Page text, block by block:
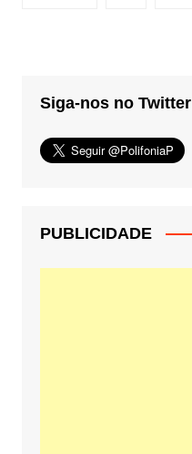
Siga-nos no Twitter
PUBLICIDADE